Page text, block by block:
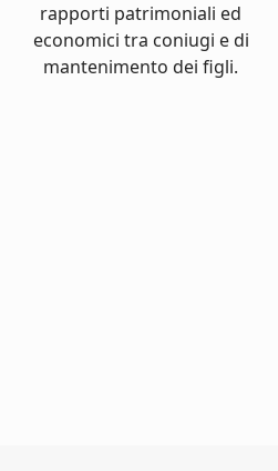
rapporti patrimoniali ed
economici tra coniugi e di
mantenimento dei figli.